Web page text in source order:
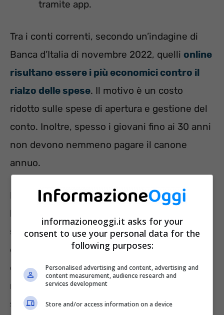
tramite app.
Tra i conti correnti, secondo un’indagine di
Banca d’Italia di novembre 2022, quelli online
risultano essere i più economici contro il
rialzo delle spese. Il motivo è un costo
ridotto sulle spese di apertura e gestione del
conto. Inoltre, spesso i giovani fino ai 30 anni
non devono nemmeno pagare il canone
annuo.
Per un giovane, soprattutto se ha iniziato a
lavorare da poco, avere un conto corrente
significa gestire in autonomia il proprio
denaro. Ma il conto corrente consente anche
di effettuare bonifici gratuiti, acquistare nei
negozi fisici oppure online e prelevare dagli
sportelli ATM.
informazioneoggi.it asks for your
consent to use your personal data for the
following purposes:
Personalised advertising and content, advertising and
content measurement, audience research and
services development
Store and/or access information on a device